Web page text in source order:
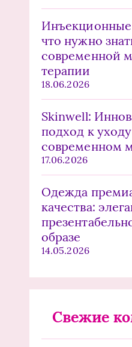
Инъекционные
что нужно
современной
терапии
18.06.2026
Skinwell:
подход к
современном
17.06.2026
Одежда
качества:
образе
14.05.2026
Свежие